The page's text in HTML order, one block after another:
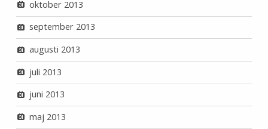
oktober 2013
september 2013
augusti 2013
juli 2013
juni 2013
maj 2013